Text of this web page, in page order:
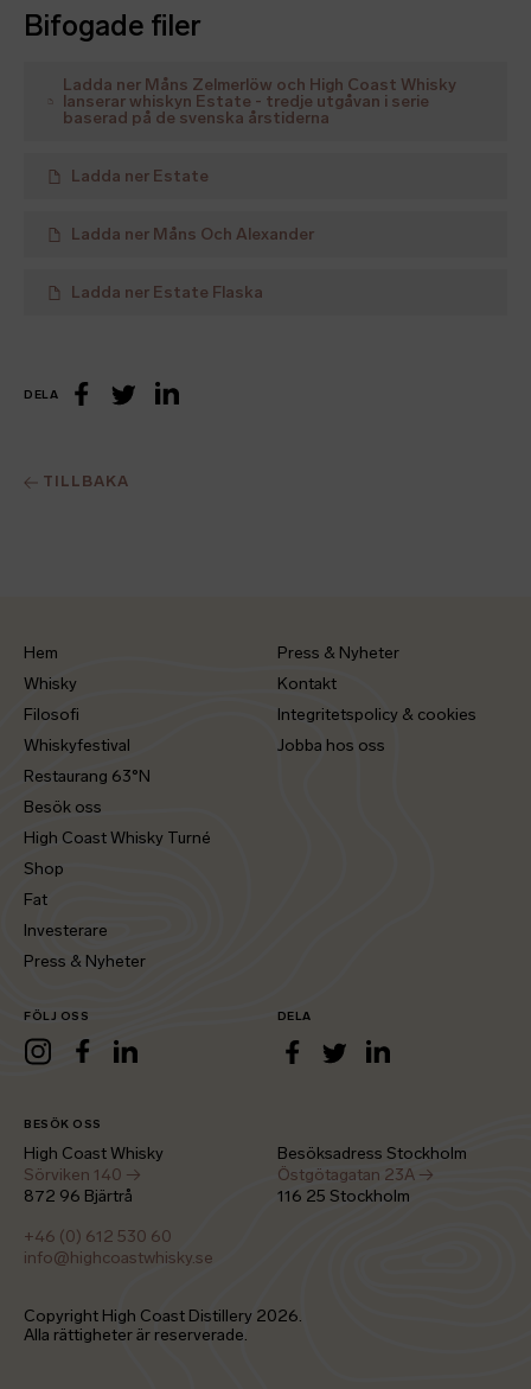
Bifogade filer
Ladda ner Måns Zelmerlöw och High Coast Whisky
lanserar whiskyn Estate - tredje utgåvan i serie
baserad på de svenska årstiderna
Ladda ner Estate
Ladda ner Måns Och Alexander
Ladda ner Estate Flaska
DELA
Facebook
TwitterLinkedIn
TILLBAKA
Hem
Whisky
Filosofi
Whiskyfestival
Restaurang 63°N
Besök oss
High Coast Whisky Turné
Shop
Fat
Investerare
Press & Nyheter
Press & Nyheter
Kontakt
Integritetspolicy & cookies
Jobba hos oss
FÖLJ OSS
InstagramFacebookLinkedIn
DELA
FacebookTwitterLinkedIn
BESÖK OSS
High Coast Whisky
Sörviken 140 →
872 96 Bjärtrå
+46 (0) 612 530 60
info@highcoastwhisky.se
Besöksadress Stockholm
Östgötagatan 23A →
116 25 Stockholm
Copyright High Coast Distillery 2026.
Alla rättigheter är reserverade.